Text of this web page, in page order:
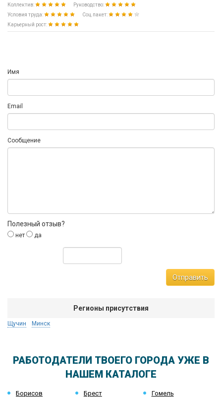
Коллектив:
Руководство:
Условия труда:
Соц.пакет:
Карьерный рост:
Имя
Email
Сообщение
Полезный отзыв?
нет да
Отправить
Регионы присутствия
Щучин Минск
РАБОТОДАТЕЛИ ТВОЕГО ГОРОДА УЖЕ В
НАШЕМ КАТАЛОГЕ
Борисов Брест Гомель